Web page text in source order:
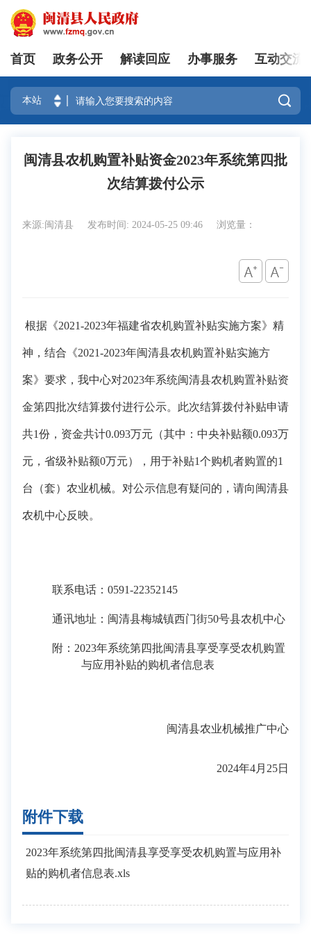
登录
首页 政务公开 解读回应 办事服务 互动交流

闽清县农机购置补贴资金2023年系统第四批
次结算拨付公示
来源:闽清县 发布时间: 2024-05-25 09:46 浏览量：
根据《2021-2023年福建省农机购置补贴实施方案》精
神， 结合 《2021-2023年闽清县农机购置补贴实施方
案》 要求， 我中心对2023年系统闽清县农机购置补贴资
金第四批次结算拨付进行公示。此次结算拨付补贴申请
共1份， 资金共计0.093万元（其中：中央补贴额0.093万
元，省级补贴额0万元），用于补贴1个购机者购置的1
台（套）农业机械。对公示信息有疑问的，请向闽清县
农机中心反映。
联系电话： 0591-22352145
通讯地址：闽清县梅城镇西门街50号县农机中心
附： 2023年系统第四批闽清县享受享受农机购置
与应用补贴的购机者信息表
闽清县农业机械推广中心
2024年4月25日
附件下载
2023年系统第四批闽清县享受享受农机购置与应用补
贴的购机者信息表.xls